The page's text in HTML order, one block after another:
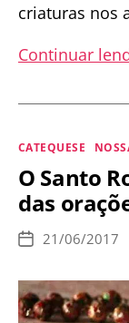
criaturas nos
Continuar
Categorias
CATEQUESE
O Santo
das
Data
publicação
21/06/2017